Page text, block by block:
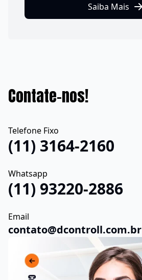
Saiba Mais
Contate-nos!
Telefone Fixo
(11) 3164-2160
Whatsapp
(11) 93220-2886
Email
contato@dcontroll.com.br